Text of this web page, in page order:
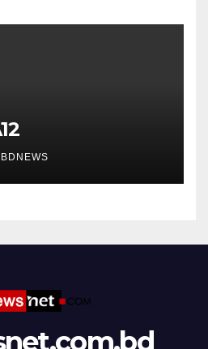
BDNEWS